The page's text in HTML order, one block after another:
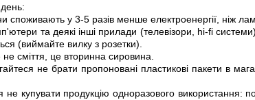
споживають у 3-5 разів менше електроенергії, ніж
та деякі інші прилади (телевізори, hi-fi
(виймайте вилку з розетки).
сміття, це вторинна сировина.
не брати пропоновані пластикові пакети в
купувати продукцію одноразового використання: